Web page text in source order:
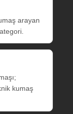
arayan
kumaş